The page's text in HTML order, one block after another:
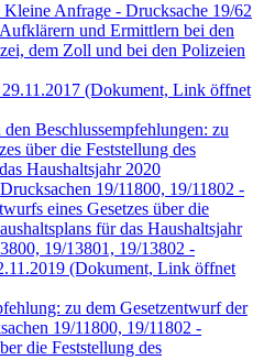
Anfrage - Drucksache 19/62
und Ermittlern bei den
dem Zoll und bei den Polizeien
(Dokument, Link öffnet
Beschlussempfehlungen: zu
über die Feststellung des
Haushaltsjahr 2020
19/11800, 19/11802 -
eines Gesetzes über die
für das Haushaltsjahr
19/13801, 19/13802 -
(Dokument, Link öffnet
zu dem Gesetzentwurf der
19/11800, 19/11802 -
die Feststellung des